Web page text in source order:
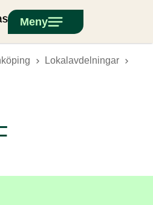
Meny
Lokalavdelningar